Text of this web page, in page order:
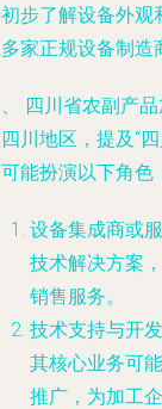
步了解设备外观
家正规设备制造
四川省农副产
川地区，提及“
能扮演以下角色
设备集成商或
技术解决方案
销售服务。
技术支持与开
其核心业务可
推广，为加工